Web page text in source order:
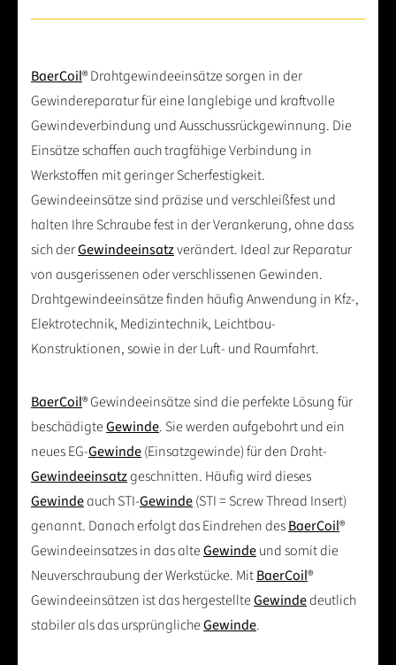
BaerCoil® Drahtgewindeeinsätze sorgen in der
Gewindereparatur für eine langlebige und kraftvolle
Gewindeverbindung und Ausschussrückgewinnung. Die
Einsätze schaffen auch tragfähige Verbindung in
Werkstoffen mit geringer Scherfestigkeit.
Gewindeeinsätze sind präzise und verschleißfest und
halten Ihre Schraube fest in der Verankerung, ohne dass
sich derGewindeeinsatzverändert. Ideal zur Reparatur
von ausgerissenen oder verschlissenen Gewinden.
Drahtgewindeeinsätze finden häufig Anwendung in Kfz-,
Elektrotechnik, Medizintechnik, Leichtbau-
Konstruktionen, sowie in der Luft- und Raumfahrt.
BaerCoil® Gewindeeinsätze sind die perfekte Lösung für
beschädigteGewinde. Sie werden aufgebohrt und ein
neues EG-Gewinde(Einsatzgewinde) für den Draht-
Gewindeeinsatzgeschnitten. Häufig wird dieses
Gewindeauch STI-Gewinde(STI = Screw Thread Insert)
genannt. Danach erfolgt das Eindrehen desBaerCoil®
Gewindeeinsatzes in das alteGewindeund somit die
Neuverschraubung der Werkstücke. MitBaerCoil®
Gewindeeinsätzen ist das hergestellteGewindedeutlich
stabiler als das ursprünglicheGewinde.